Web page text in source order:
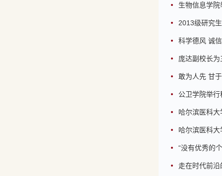
生物信息学
2013级研究
科学德风 诚
庞达副校长
敢为人先 甘
公卫学院举
哈尔滨医科
哈尔滨医科
“没有优秀的
走在时代前